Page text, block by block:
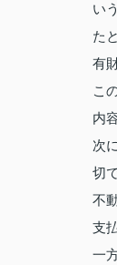
い
た
有
こ
内
次
切
不
支
一